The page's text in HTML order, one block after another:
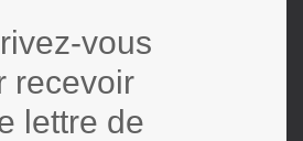
vous
recevoir
lettre de